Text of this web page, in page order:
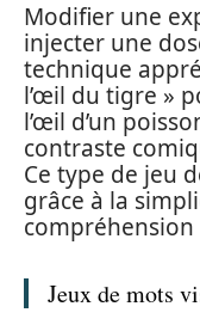
Modifier une
injecter une
technique
l’œil du tigre »
l’œil d’un
contraste
Ce type de jeu
grâce à la
Jeux de mots